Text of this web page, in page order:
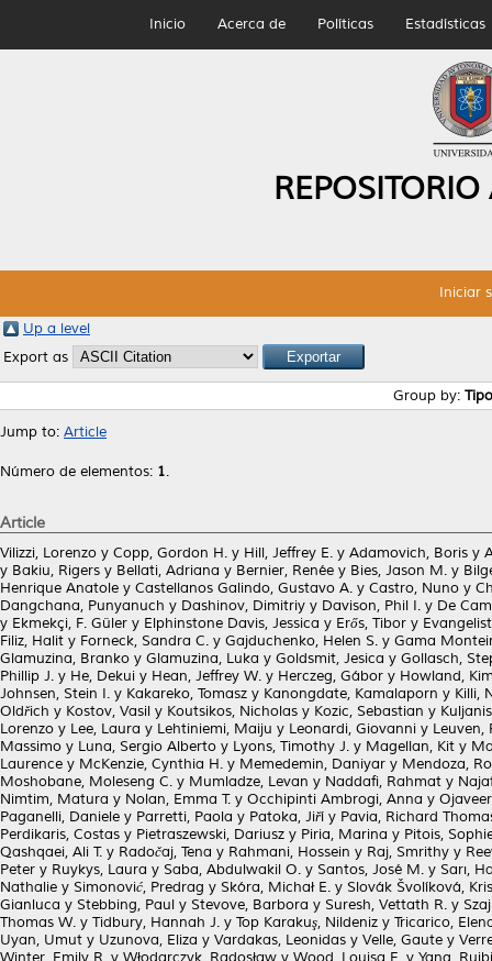
Inicio Acerca de Políticas Estadísticas
Iniciar
Up a level
Export as
Group by:
Jump to: Article
Número de elementos: 1.
Article
Vilizzi, Lorenzo y Copp, Gordon H. y Hill, Jeffrey E. y Adamovich, Boris y
y Bakiu, Rigers y Bellati, Adriana y Bernier, Renée y Bies, Jason M. y
Henrique Anatole y Castellanos Galindo, Gustavo A. y Castro, Nuno y
Dangchana, Punyanuch y Dashinov, Dimitriy y Davison, Phil I. y De
y Ekmekçi, F. Güler y Elphinstone Davis, Jessica y Erős, Tibor y
Filiz, Halit y Forneck, Sandra C. y Gajduchenko, Helen S. y Gama
Glamuzina, Branko y Glamuzina, Luka y Goldsmit, Jesica y Gollasch,
Phillip J. y He, Dekui y Hean, Jeffrey W. y Herczeg, Gábor y Howland,
Johnsen, Stein I. y Kakareko, Tomasz y Kanongdate, Kamalaporn y Killi,
Oldřich y Kostov, Vasil y Koutsikos, Nicholas y Kozic, Sebastian y
Lorenzo y Lee, Laura y Lehtiniemi, Maiju y Leonardi, Giovanni y Leuven,
Massimo y Luna, Sergio Alberto y Lyons, Timothy J. y Magellan, Kit y
Laurence y McKenzie, Cynthia H. y Memedemin, Daniyar y Mendoza,
Moshobane, Moleseng C. y Mumladze, Levan y Naddafi, Rahmat y
Nimtim, Matura y Nolan, Emma T. y Occhipinti Ambrogi, Anna y
Paganelli, Daniele y Parretti, Paola y Patoka, Jiří y Pavia, Richard
Perdikaris, Costas y Pietraszewski, Dariusz y Piria, Marina y Pitois,
Qashqaei, Ali T. y Radočaj, Tena y Rahmani, Hossein y Raj, Smrithy y
Peter y Ruykys, Laura y Saba, Abdulwakil O. y Santos, José M. y Sarı,
Nathalie y Simonović, Predrag y Skóra, Michał E. y Slovák Švolíková,
Gianluca y Stebbing, Paul y Stevove, Barbora y Suresh, Vettath R. y
Thomas W. y Tidbury, Hannah J. y Top Karakuş, Nildeniz y Tricarico,
Uyan, Umut y Uzunova, Eliza y Vardakas, Leonidas y Velle, Gaute y